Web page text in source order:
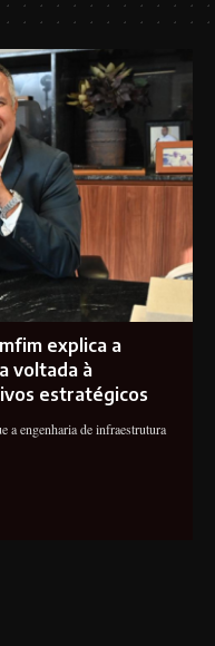
explica a
voltada à
estratégicos
a engenharia de infraestrutura